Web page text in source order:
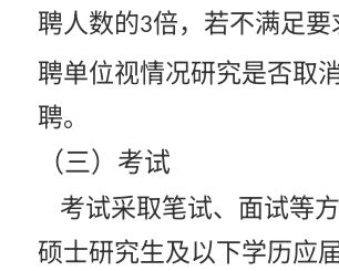
聘人数的3倍，若不满足
聘单位视情况研究是否取
聘。
（三）考试
考试采取笔试、面试等
硕士研究生及以下学历应